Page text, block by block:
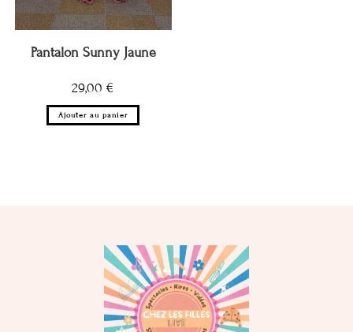
Pantalon Sunny Jaune
29,00€
Ajouter au panier